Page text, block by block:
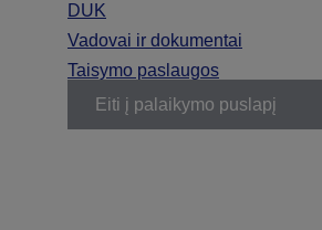
DUK
Vadovai ir dokumentai
Taisymo paslaugos
Eiti į palaikymo puslapį